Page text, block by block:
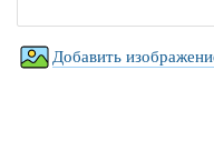
Добавить